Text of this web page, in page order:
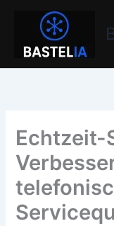
Bastelia
Echtzeit-